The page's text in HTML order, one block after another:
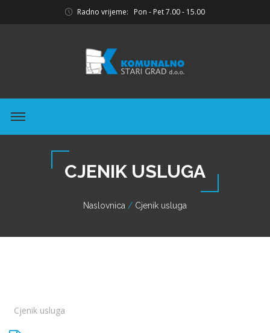
Radno vrijeme: Pon - Pet 7.00 - 15.00
CJENIK USLUGA
Naslovnica Cjenik usluga
Cjenik usluga